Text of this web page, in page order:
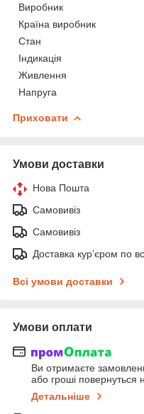
Виробник
Країна виробник
Стан
Індикація
Живлення
Напруга
Приховати
Умови доставки
Нова Пошта
Самовивіз
Самовивіз
Доставка кур’єром по
Всі умови доставки
Умови оплати
Ви отримаєте
або гроші повернуться
Детальніше